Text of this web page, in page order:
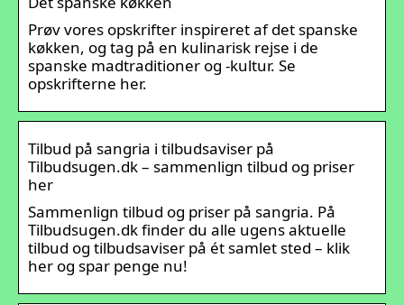
Prøv vores opskrifter inspireret af det spanske
køkken, og tag på en kulinarisk rejse i de
spanske madtraditioner og -kultur. Se
opskrifterne her.
Tilbud på sangria i tilbudsaviser på
Tilbudsugen.dk – sammenlign tilbud og priser
her
Sammenlign tilbud og priser på sangria. På
Tilbudsugen.dk finder du alle ugens aktuelle
tilbud og tilbudsaviser på ét samlet sted – klik
her og spar penge nu!